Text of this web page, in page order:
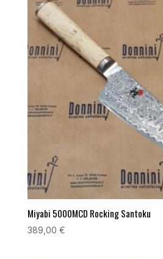
Miyabi 5000MCD Rocking Santoku
389,00 €